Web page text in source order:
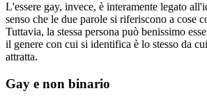
L'essere gay, invece, è interamente legato
senso che le due parole si riferiscono a cose
Tuttavia, la stessa persona può benissimo
il genere con cui si identifica è lo stesso da
attratta.
Gay e non binario